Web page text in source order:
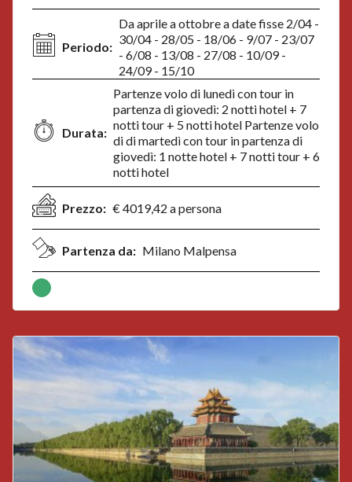
Periodo:
Da aprile a ottobre a date fisse 2/04 -
30/04 - 28/05 - 18/06 - 9/07 - 23/07
- 6/08 - 13/08 - 27/08 - 10/09 -
24/09 - 15/10
Durata:
Partenze volo di lunedì con tour in
partenza di giovedì: 2 notti hotel + 7
notti tour + 5 notti hotel Partenze volo
di di martedì con tour in partenza di
giovedì: 1 notte hotel + 7 notti tour + 6
notti hotel
Prezzo: € 4019,42 a persona
Partenza da: Milano Malpensa